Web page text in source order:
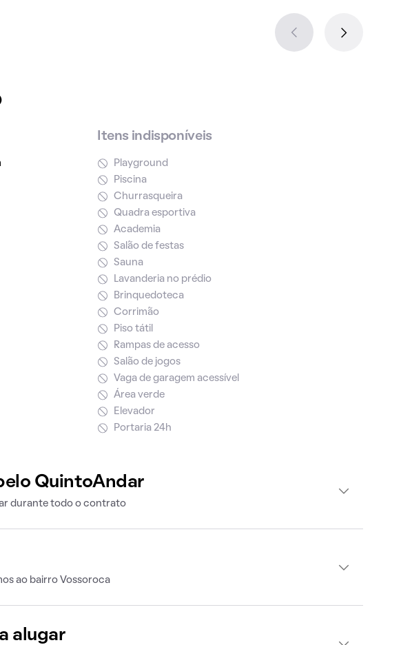
Itens indisponíveis
Playground
Piscina
Churrasqueira
Quadra esportiva
Academia
Salão de festas
Sauna
Lavanderia no prédio
Brinquedoteca
Corrimão
Piso tátil
Rampas de acesso
Salão de jogos
Vaga de garagem acessível
Área verde
Elevador
Portaria 24h
QuintoAndar
durante todo o contrato
ao bairro Vossoroca
alugar